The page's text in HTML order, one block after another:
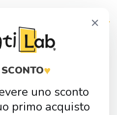
Legno Animali
Sagoma in legno
×
♥
uno sconto
primo acquisto